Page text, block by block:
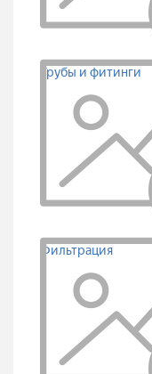
Трубы и фитинги
Фильтрация